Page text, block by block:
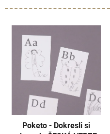
Poketo - Dokresli si